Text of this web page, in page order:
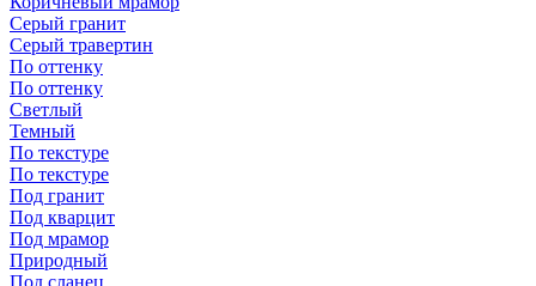
Серый гранит
Серый травертин
По оттенку
По оттенку
Светлый
Темный
По текстуре
По текстуре
Под гранит
Под кварцит
Под мрамор
Природный
Под сланец